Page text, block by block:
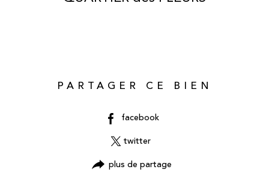
PARTAGER CE BIEN
facebook
twitter
plus de partage